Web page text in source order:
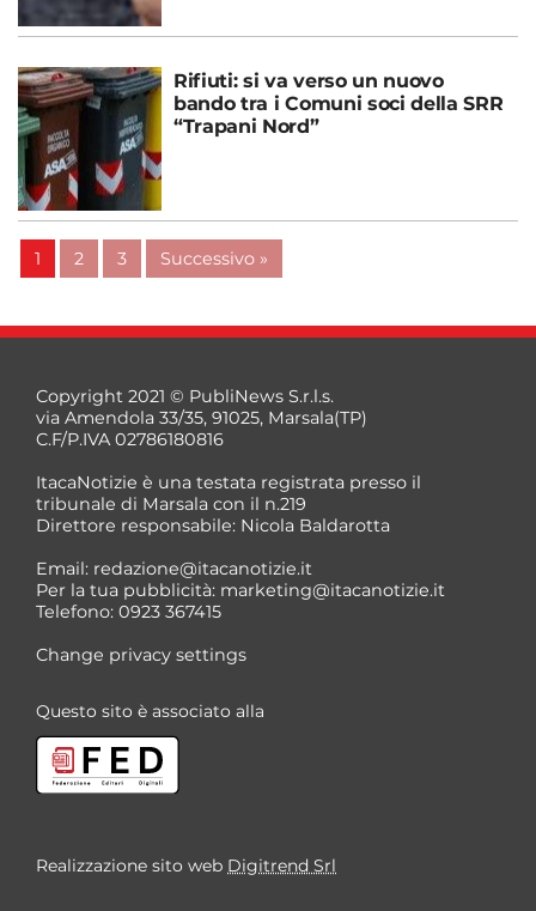
Rifiuti: si va verso un nuovo
bando tra i Comuni soci della SRR
“Trapani Nord”
1 2 3 Successivo »
Copyright 2021 © PubliNews S.r.l.s.
via Amendola 33/35, 91025, Marsala(TP)
C.F/P.IVA 02786180816
ItacaNotizie è una testata registrata presso il
tribunale di Marsala con il n.219
Direttore responsabile: Nicola Baldarotta
Email: redazione@itacanotizie.it
Per la tua pubblicità: marketing@itacanotizie.it
Telefono: 0923 367415
Change privacy settings
Questo sito è associato alla
Realizzazione sito web Digitrend Srl